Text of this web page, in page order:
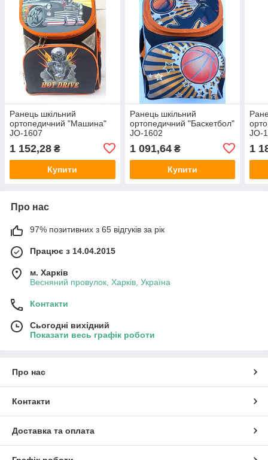
Ранець шкільний
ортопедичний "Машина"
JO-1607
1 152,28 ₴
Купити
Ранець шкільний
ортопедичний "Баскетбол"
JO-1602
1 091,64₴
Купити
JO-
1
Про нас
97% позитивних з 65 відгуків за рік
Працює з 14.04.2015
м. Харків
Весняний провулок, Харків, Україна
Контакти
Сьогодні вихідний
Показати весь графік роботи
Про нас
Контакти
Доставка та оплата